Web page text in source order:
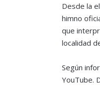
Desde la
himno
que
localidad
Según
YouTube.